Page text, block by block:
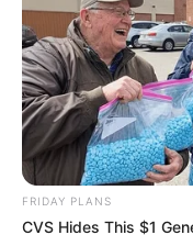
แสดงความเห็นบน
ดูดวงแม่นๆ
FRIDAY PLANS
CVS Hides This $1